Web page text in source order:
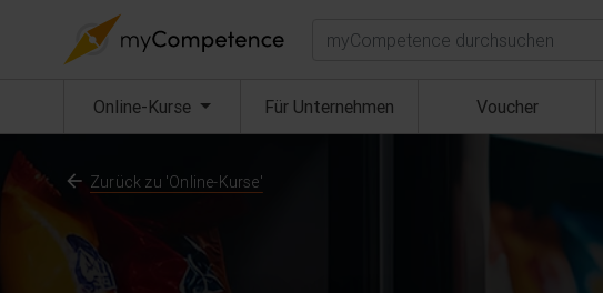
Suchen
Online-Kurse (aktuell) Für Unternehmen Voucher
Zurück zu 'Online-Kurse'